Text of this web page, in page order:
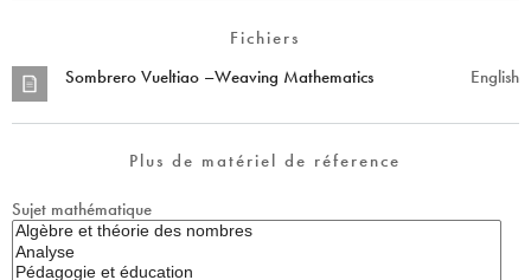
Fichiers
English
Sombrero Vueltiao –Weaving Mathematics
Plus de matériel de réference
Sujet mathématique